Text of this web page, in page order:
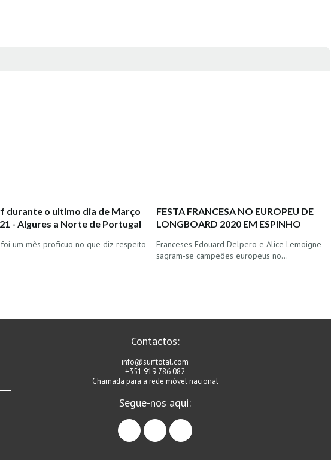
durante o ultimo dia de Março
- Algures a Norte de Portugal
um mês profícuo no que diz respeito
FESTA FRANCESA NO EUROPEU DE
LONGBOARD 2020 EM ESPINHO
Franceses Edouard Delpero e Alice Lemoigne
sagram-se campeões europeus no…
Contactos:
info@surftotal.com
+351 919 786 082
Chamada para a rede móvel nacional
Segue-nos aqui:
facebookinstagramlinkedin